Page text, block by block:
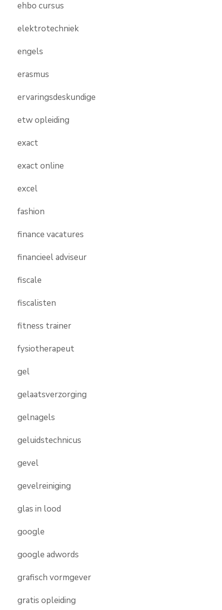
ehbo cursus
elektrotechniek
engels
erasmus
ervaringsdeskundige
etw opleiding
exact
exact online
excel
fashion
finance vacatures
financieel adviseur
fiscale
fiscalisten
fitness trainer
fysiotherapeut
gel
gelaatsverzorging
gelnagels
geluidstechnicus
gevel
gevelreiniging
glas in lood
google
google adwords
grafisch vormgever
gratis opleiding